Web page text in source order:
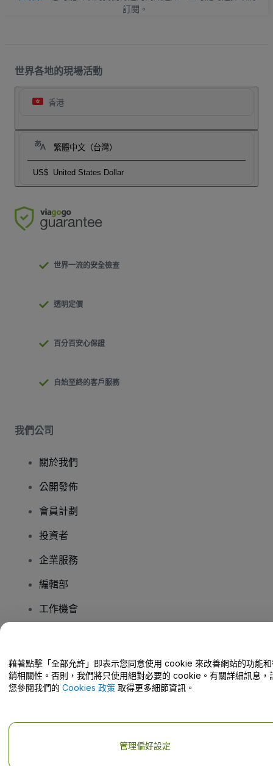
訂閱。
世界各地的現場活動
香港
繁體中文（台灣）
US$ United States Dollar
世界一流的安全檢查
透明定價
百分百安心保證
自始至終的客戶服務
我們公司
關於我們
公開發佈
會員計劃
投資者
企業服務
編輯部
工作機會
幫助中心 / 聯絡我們
公司詳情
藉著點擊「全部允許」即表示您同意使用 cookie 來改善網站的功能
銷相關性。否則，我們將只使用絕對必要的 cookie。有關詳細訊息，
您參閱我們的 Cookies 政策 取得更多細節資訊。
管理偏好設定